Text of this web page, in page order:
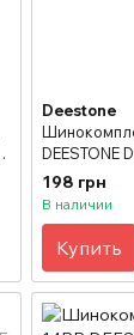
Deestone
DEESTONE
погрузчиков
198 грн
В наличии
Купить